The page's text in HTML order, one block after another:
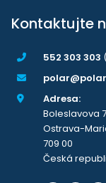
Kontaktujte
552 303 303
Adresa:
Boleslavova
Ostrava-
709 00
Česká